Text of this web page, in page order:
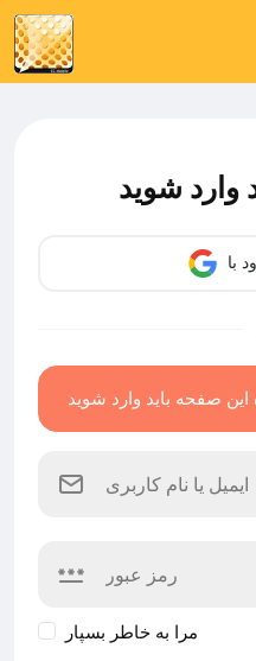
شوید
صفحه باید وارد شوید
مرا به خاطر بسپار